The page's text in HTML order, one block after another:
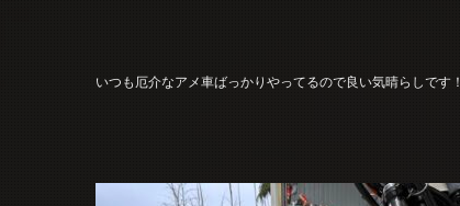
いつも厄介なアメ車ばっかりやってるので良い気晴らしです！